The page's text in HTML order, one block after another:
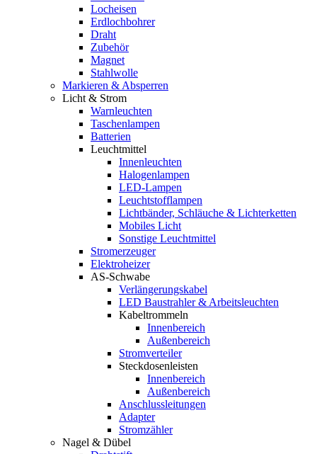
Locheisen
Erdlochbohrer
Draht
Zubehör
Magnet
Stahlwolle
Markieren & Absperren
Licht & Strom
Warnleuchten
Taschenlampen
Batterien
Leuchtmittel
Innenleuchten
Halogenlampen
LED-Lampen
Leuchtstofflampen
Lichtbänder, Schläuche & Lichterketten
Mobiles Licht
Sonstige Leuchtmittel
Stromerzeuger
Elektroheizer
AS-Schwabe
Verlängerungskabel
LED Baustrahler & Arbeitsleuchten
Kabeltrommeln
Innenbereich
Außenbereich
Stromverteiler
Steckdosenleisten
Innenbereich
Außenbereich
Anschlussleitungen
Adapter
Stromzähler
Nagel & Dübel